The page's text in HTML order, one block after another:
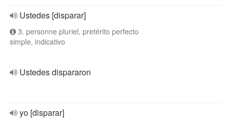
Ustedes [disparar]
3. personne pluriel, pretérito perfecto
simple, indicativo
Ustedes dispararon
yo [disparar]